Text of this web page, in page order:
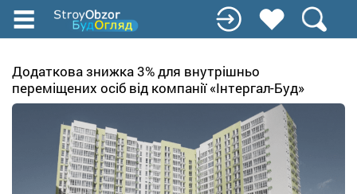
Перейти
содержанию
Додаткова знижка 3% для внутрішньо
переміщених осіб від компанії «Інтергал-Буд»